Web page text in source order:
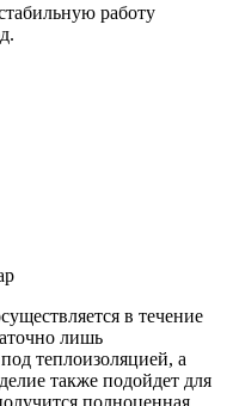
работу
в течение
лишь
теплоизоляцией, а
также подойдет для